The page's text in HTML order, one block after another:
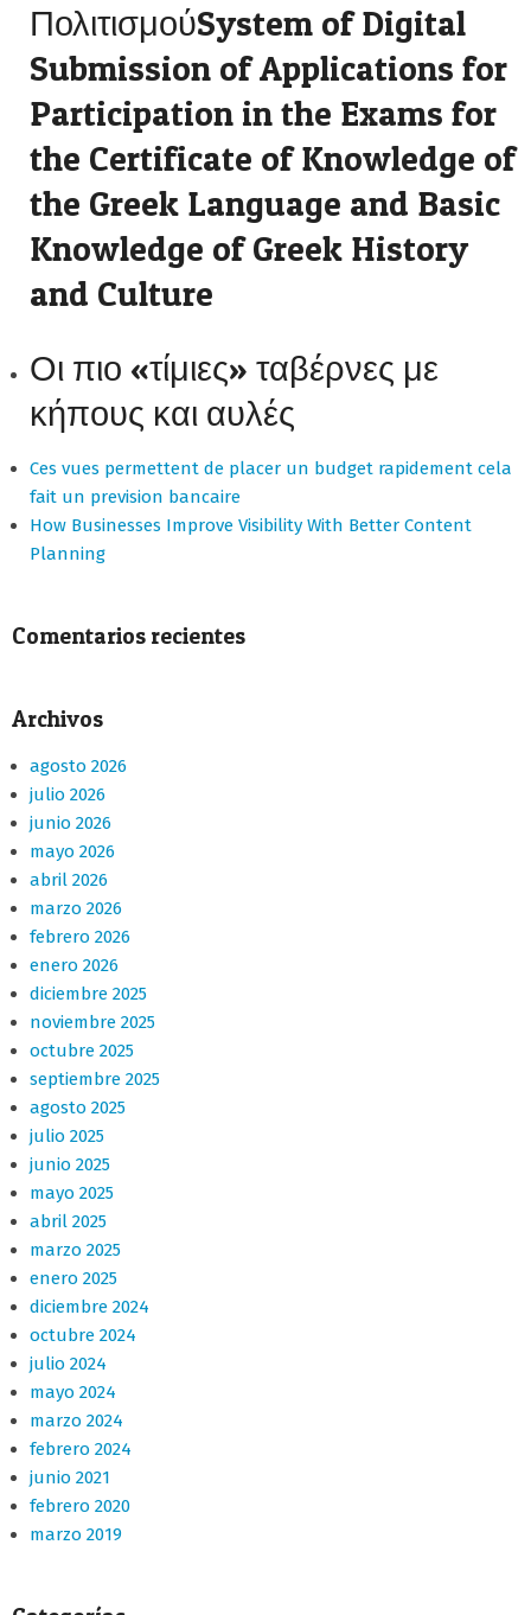
ΠολιτισμούSystem of Digital
Submission of Applications for
Participation in the Exams for
the Certificate of Knowledge of
the Greek Language and Basic
Knowledge of Greek History
and Culture
Οι πιο «τίμιες» ταβέρνες με
κήπους και αυλές
Ces vues permettent de placer un budget rapidement cela
fait un prevision bancaire
How Businesses Improve Visibility With Better Content
Planning
Comentarios recientes
Archivos
agosto 2026
julio 2026
junio 2026
mayo 2026
abril 2026
marzo 2026
febrero 2026
enero 2026
diciembre 2025
noviembre 2025
octubre 2025
septiembre 2025
agosto 2025
julio 2025
junio 2025
mayo 2025
abril 2025
marzo 2025
enero 2025
diciembre 2024
octubre 2024
julio 2024
mayo 2024
marzo 2024
febrero 2024
junio 2021
febrero 2020
marzo 2019